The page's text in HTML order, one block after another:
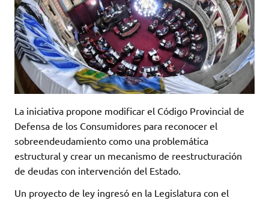
La iniciativa propone modificar el Código Provincial de
Defensa de los Consumidores para reconocer el
sobreendeudamiento como una problemática
estructural y crear un mecanismo de reestructuración
de deudas con intervención del Estado.
Un proyecto de ley ingresó en la Legislatura con el